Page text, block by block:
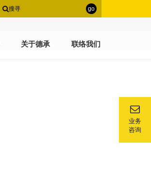
go
关于德承 联络我们
业务
咨询